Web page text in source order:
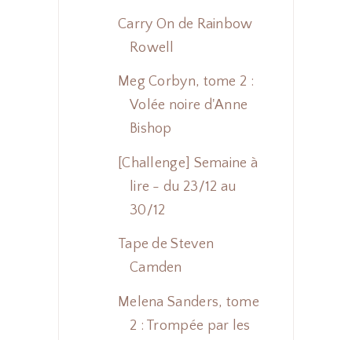
Carry On de Rainbow
Rowell
Meg Corbyn, tome 2 :
Volée noire d'Anne
Bishop
[Challenge] Semaine à
lire - du 23/12 au
30/12
Tape de Steven
Camden
Melena Sanders, tome
2 : Trompée par les